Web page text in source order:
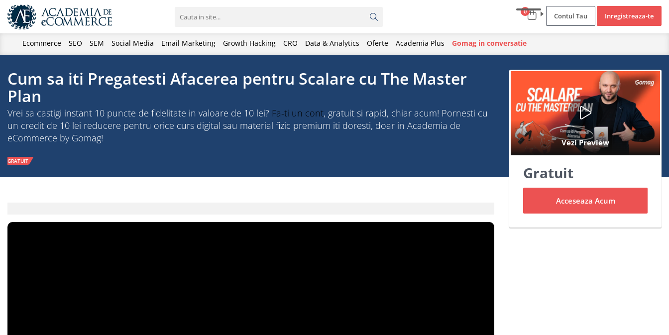
0
Contul Tau Inregistreaza-te
Ecommerce SEO SEM Social Media Email Marketing Growth Hacking CRO Data & Analytics Oferte Academia Plus Gomag in conversatie
Cum sa iti Pregatesti Afacerea pentru Scalare cu The Master
Plan
Vrei sa castigi instant 10 puncte de fidelitate in valoare de 10 lei? Fa-ti un cont, gratuit si rapid, chiar acum! Pornesti cu
un credit de 10 lei reducere pentru orice curs digital sau material fizic premium iti doresti, doar in Academia de
eCommerce by Gomag!
GRATUIT
Gratuit
Acceseaza Acum